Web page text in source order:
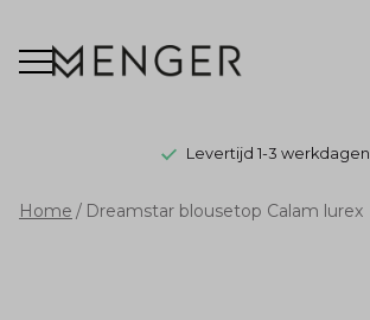
Levertijd 1-3 werkdagen
Dreamstar
Home Dreamstar blousetop Calam lurex